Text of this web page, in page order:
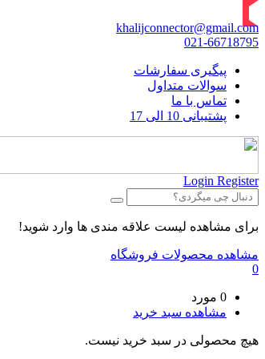
khalijconnector@gmail.com
021-66718795
پیگیری سفارشات
سوالات متداول
تماس با ما
پشتیبانی 10 الی 17
Login Register
برای مشاهده لیست علاقه مندی ها وارد شوید!
مشاهده محصولات فروشگاه
0
0 مورد
مشاهده سبد خرید
هیچ محصولی در سبد خرید نیست.